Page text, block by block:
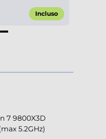
Incluso
7 9800X3D
5.2GHz)